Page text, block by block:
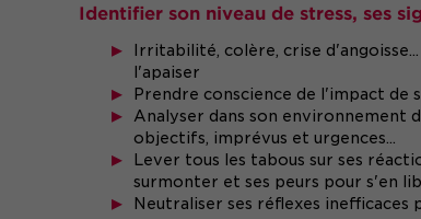
Identifier son niveau de stress, ses
Irritabilité, colère, crise
l'apaiser
Prendre conscience de l'impact de
Analyser dans son environnement
objectifs, imprévus et urgences...
Lever tous les tabous sur ses
surmonter et ses peurs pour s'en
Neutraliser ses réflexes